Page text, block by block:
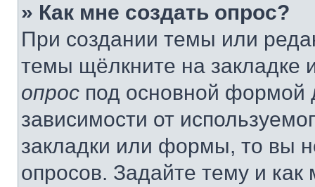
» Как мне создать опрос?
При создании темы или
темы щёлкните на
опрос под основной формой
зависимости от
закладки или формы, то вы
опросов. Задайте тему и